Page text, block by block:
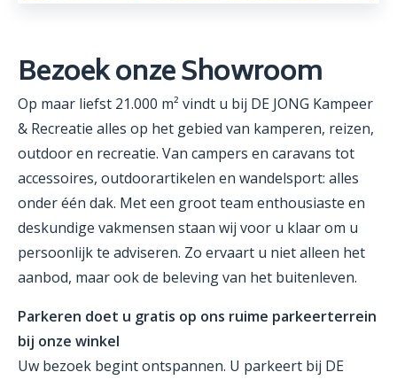
Bezoek onze Showroom
Op maar liefst 21.000 m² vindt u bij DE JONG Kampeer
& Recreatie alles op het gebied van kamperen, reizen,
outdoor en recreatie. Van campers en caravans tot
accessoires, outdoorartikelen en wandelsport: alles
onder één dak. Met een groot team enthousiaste en
deskundige vakmensen staan wij voor u klaar om u
persoonlijk te adviseren. Zo ervaart u niet alleen het
aanbod, maar ook de beleving van het buitenleven.
Parkeren doet u gratis op ons ruime parkeerterrein
bij onze winkel
Uw bezoek begint ontspannen. U parkeert bij DE